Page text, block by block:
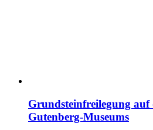
Grundsteinfreilegung auf
Gutenberg-Museums